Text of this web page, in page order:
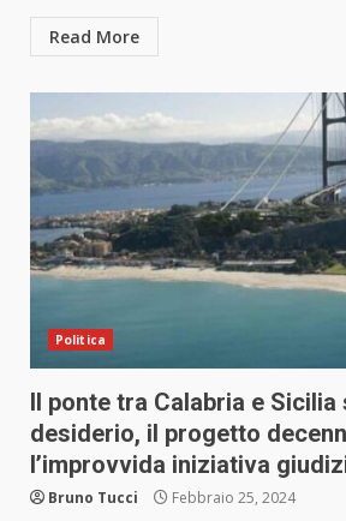
Read More
Politica
Il ponte tra Calabria e Sicilia
desiderio, il progetto
l’improvvida iniziativa
Bruno Tucci Febbraio 25, 2024